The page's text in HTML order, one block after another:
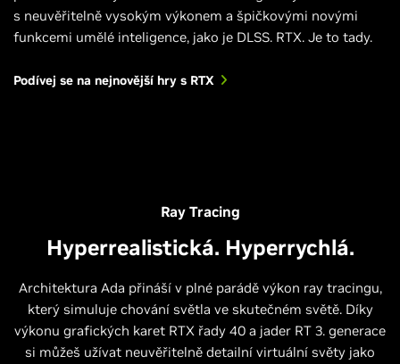
s neuvěřitelně vysokým výkonem a špičkovými novými
funkcemi umělé inteligence, jako je DLSS. RTX. Je to tady.
Podívej se na nejnovější hry s RTX
Ray Tracing
Hyperrealistická. Hyperrychlá.
Architektura Ada přináší v plné parádě výkon ray tracingu,
který simuluje chování světla ve skutečném světě. Díky
výkonu grafických karet RTX řady 40 a jader RT 3. generace
si můžeš užívat neuvěřitelně detailní virtuální světy jako